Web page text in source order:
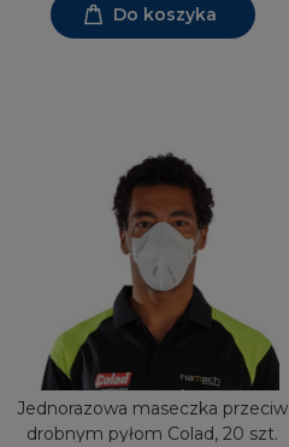
Do koszyka
Jednorazowa maseczka przeciw
drobnym pyłom Colad, 20 szt.